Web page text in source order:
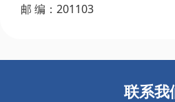
邮 编：201103
联系我